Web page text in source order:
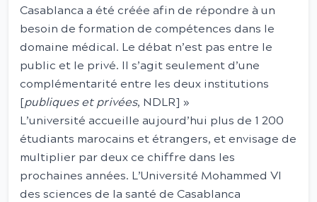
Casablanca a été créée afin de répondre à un
besoin de formation de compétences dans le
domaine médical. Le débat n’est pas entre le
public et le privé. Il s’agit seulement d’une
complémentarité entre les deux institutions
[publiques et privées, NDLR] »
L’université accueille aujourd’hui plus de 1 200
étudiants marocains et étrangers, et envisage de
multiplier par deux ce chiffre dans les
prochaines années. L’Université Mohammed VI
des sciences de la santé de Casablanca